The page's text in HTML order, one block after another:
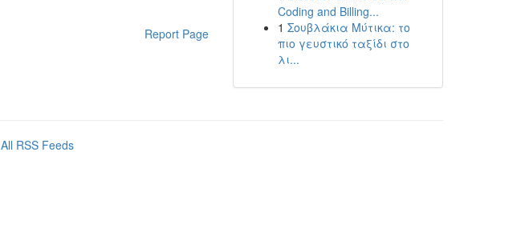
Report Page
Coding and Billing...
1 Σουβλάκια Μύτικα: το
πιο γευστικό ταξίδι στο
λι...
All RSS Feeds